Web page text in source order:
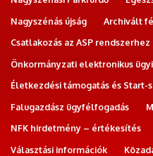
Nagyszénás újság
Archivált
Csatlakozás az ASP rendszerhez
Önkormányzati elektronikus
Életkezdési támogatás és Start-
Falugazdász ügyfélfogadás
NFK hirdetmény – értékesítés
Választási információk